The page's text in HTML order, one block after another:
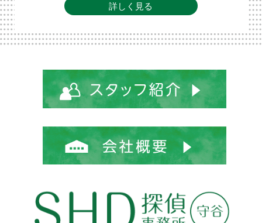
詳しく見る